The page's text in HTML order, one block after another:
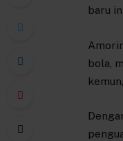
baru
bola,